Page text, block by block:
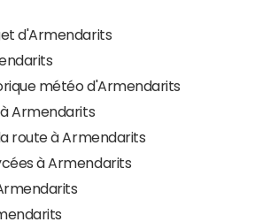
d'Armendarits
météo d'Armendarits
Armendarits
route à Armendarits
à Armendarits